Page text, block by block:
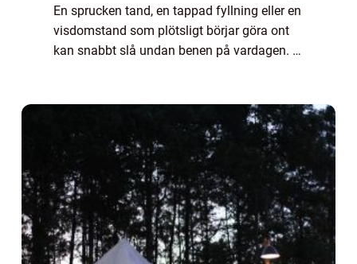
En sprucken tand, en tappad fyllning eller en
visdomstand som plötsligt börjar göra ont
kan snabbt slå undan benen på vardagen. I